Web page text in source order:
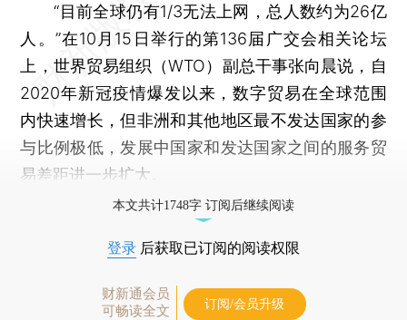
“目前全球仍有1/3无法上网，总人数约为26亿
人。”在10月15日举行的第136届广交会相关论坛
上，世界贸易组织（WTO）副总干事张向晨说，自
2020年新冠疫情爆发以来，数字贸易在全球范围
内快速增长，但非洲和其他地区最不发达国家的参
与比例极低，发展中国家和发达国家之间的服务贸
易差距进一步扩大。
本文共计1748字 订阅后继续阅读
登录 后获取已订阅的阅读权限
财新通会员
可畅读全文
订阅/会员升级